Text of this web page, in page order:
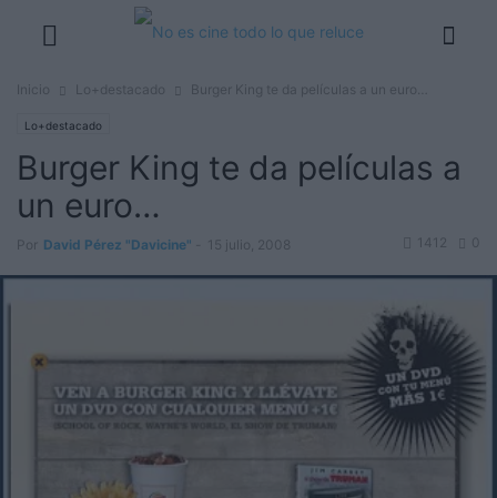
Inicio Lo+destacado Burger King te da películas a un euro…
Lo+destacado
Burger King te da películas a
un euro…
Por David Pérez "Davicine" 15 julio, 2008 0
1412